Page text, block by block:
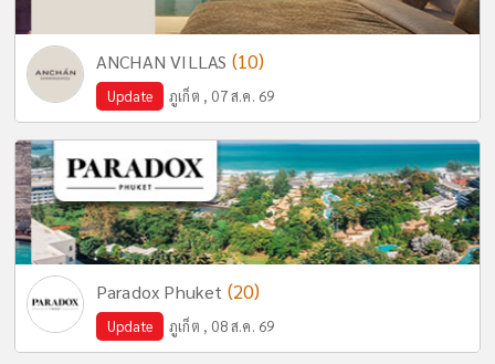
ANCHAN VILLAS (10)
Update ภูเก็ต , 07 ส.ค. 69
Paradox Phuket (20)
Update ภูเก็ต , 08 ส.ค. 69